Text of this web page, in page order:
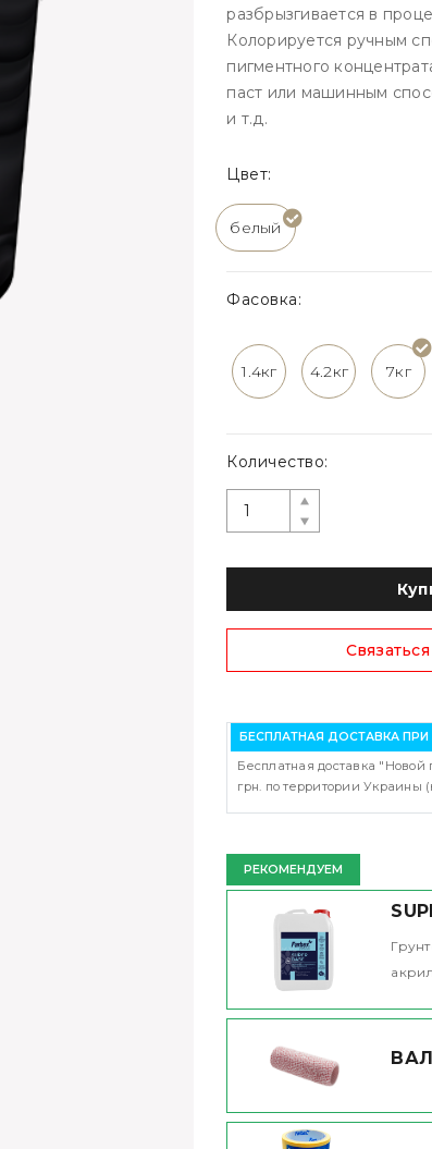
разбрызгивается в
Колорируется ручным
пигментного
паст или машинным
и т.д.
Цвет:
белый
Фасовка:
1.4кг 4.2кг 7кг
Количество:
БЕСПЛАТНАЯ ДОСТАВКА ПРИ
Бесплатная доставка "Новой
грн. по территории Украины
РЕКОМЕНДУЕМ